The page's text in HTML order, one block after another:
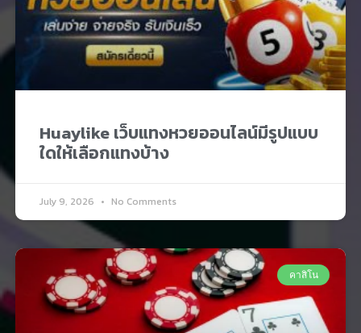
Huaylike เว็บแทงหวยออนไลน์มีรูปแบบ
ใดให้เลือกแทงบ้าง
July 9, 2026 No Comments
คาสิโน